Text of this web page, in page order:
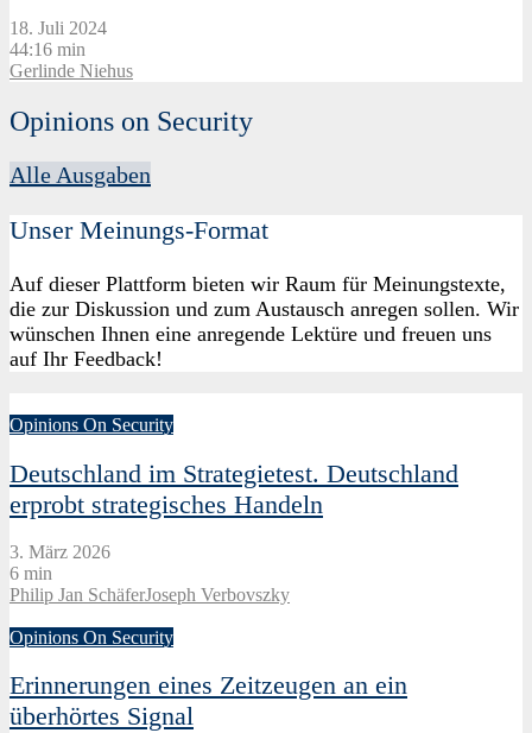
18. Juli 2024
44:16 min
Gerlinde Niehus
Opinions on Security
Alle Ausgaben
Unser Meinungs-Format
Auf dieser Plattform bieten wir Raum für Meinungstexte,
die zur Diskussion und zum Austausch anregen sollen. Wir
wünschen Ihnen eine anregende Lektüre und freuen uns
auf Ihr Feedback!
Opinions On Security
Deutschland im Strategietest. Deutschland
erprobt strategisches Handeln
3. März 2026
6 min
Philip Jan SchäferJoseph Verbovszky
Opinions On Security
Erinnerungen eines Zeitzeugen an ein
überhörtes Signal